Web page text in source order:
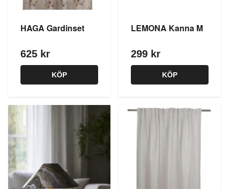
HAGA Gardinset
625 kr
KÖP
LEMONA Kanna M
299 kr
KÖP